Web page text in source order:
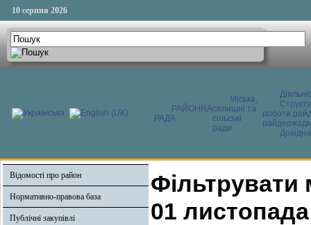
10 серпня 2026
РАЙОННА
РАДА
Міська,
селищні та
сільські
ради
роботи
Відомості про район
Нормативно-правова база
Публічні закупівлі
Фільтрувати
01